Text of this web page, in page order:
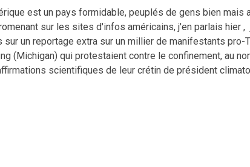
est un pays formidable, peuplés de gens bien mais
sur les sites d'infos américains, j'en parlais hier
sur un reportage extra sur un millier de manifestants pro-
(Michigan) qui protestaient contre le confinement, au
scientifiques de leur crétin de président
a des sensibilités communes avec ces merdes. C'est